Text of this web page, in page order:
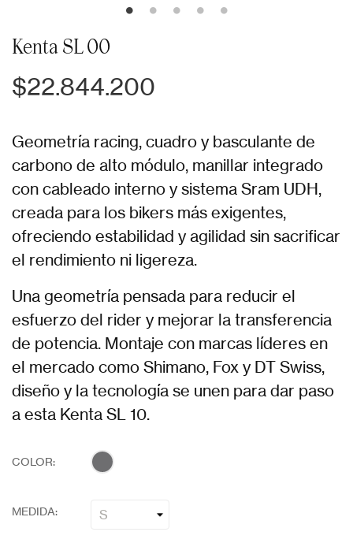
Kenta SL 00
$22.844.200
Geometría racing, cuadro y basculante de
carbono de alto módulo, manillar integrado
con cableado interno y sistema Sram UDH,
creada para los bikers más exigentes,
ofreciendo estabilidad y agilidad sin sacrificar
el rendimiento ni ligereza.
Una geometría pensada para reducir el
esfuerzo del rider y mejorar la transferencia
de potencia. Montaje con marcas líderes en
el mercado como Shimano, Fox y DT Swiss,
diseño y la tecnología se unen para dar paso
a esta Kenta SL 10.
COLOR:
MEDIDA: